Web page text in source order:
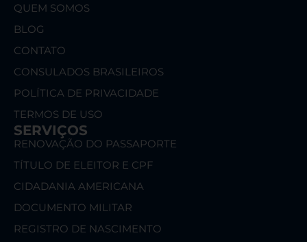
QUEM SOMOS
BLOG
CONTATO
CONSULADOS BRASILEIROS
POLÍTICA DE PRIVACIDADE
TERMOS DE USO
SERVIÇOS
RENOVAÇÃO DO PASSAPORTE
TÍTULO DE ELEITOR E CPF
CIDADANIA AMERICANA
DOCUMENTO MILITAR
REGISTRO DE NASCIMENTO